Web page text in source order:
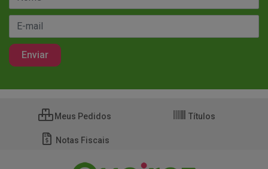
Meus Pedidos Títulos
Notas Fiscais